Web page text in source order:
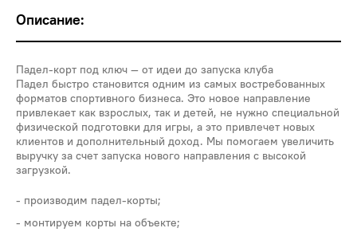
Описание:
Падел-корт под ключ — от идеи до запуска клуба
Падел быстро становится одним из самых востребованных
форматов спортивного бизнеса. Это новое направление
привлекает как взрослых, так и детей, не нужно специальной
физической подготовки для игры, а это привлечет новых
клиентов и дополнительный доход. Мы помогаем увеличить
выручку за счет запуска нового направления с высокой
загрузкой.
производим падел-корты;
монтируем корты на объекте;